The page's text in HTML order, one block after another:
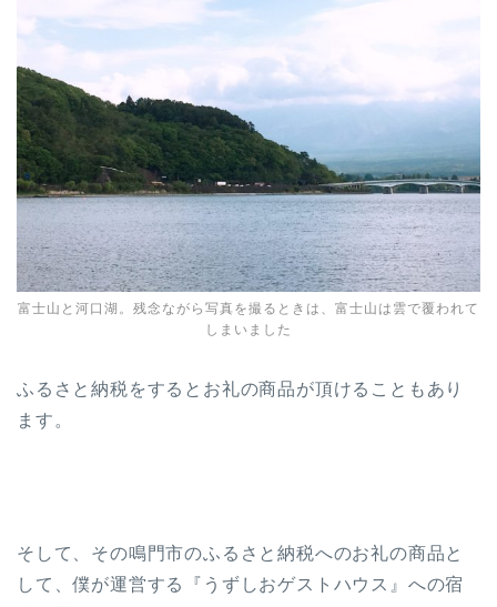
富士山と河口湖。残念ながら写真を撮るときは、富士山は雲で覆われて
しまいました
ふるさと納税をするとお礼の商品が頂けることもあり
ます。
そして、その鳴門市のふるさと納税へのお礼の商品と
して、僕が運営する『うずしおゲストハウス』への宿